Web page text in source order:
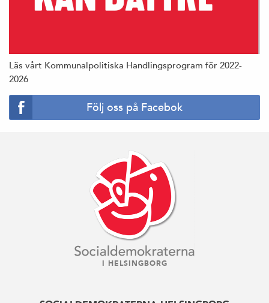
Läs vårt Kommunalpolitiska Handlingsprogram för 2022-
2026
Följ oss på Facebok
I HELSINGBORG